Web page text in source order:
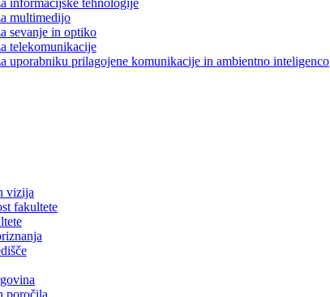
informacijske tehnologije
multimedijo
sevanje in optiko
telekomunikacije
uporabniku prilagojene komunikacije in ambientno inteligenco
vizija
fakultete
poročila